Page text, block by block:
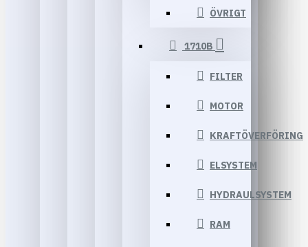
ÖVRIGT
1710B
FILTER
MOTOR
KRAFTÖVERFÖRING
ELSYSTEM
HYDRAULSYSTEM
RAM